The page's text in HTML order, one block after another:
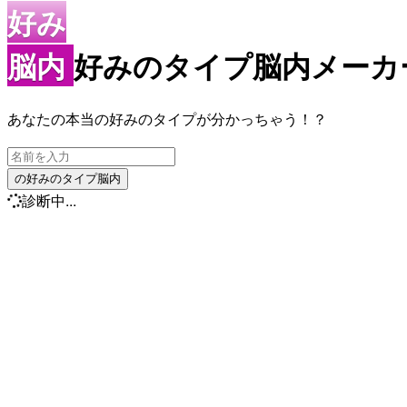
好み
脳内 好みのタイプ脳内メー
あなたの本当の好みのタイプが分かっちゃう！？
の好みのタイプ脳内
診断中...